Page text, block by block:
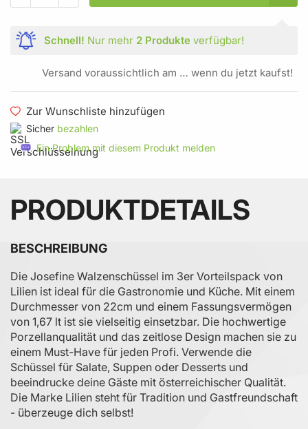
Schnell! Nur mehr 2 Produkteverfügbar!
Versand voraussichtlich am … wenn du jetzt kaufst!
Zur Wunschliste hinzufügen
Sicher bezahlen
Ein Problem mit diesem Produkt melden
PRODUKTDETAILS
BESCHREIBUNG
Die Josefine Walzenschüssel im 3er Vorteilspack von
Lilien ist ideal für die Gastronomie und Küche. Mit einem
Durchmesser von 22cm und einem Fassungsvermögen
von 1,67 lt ist sie vielseitig einsetzbar. Die hochwertige
Porzellanqualität und das zeitlose Design machen sie zu
einem Must-Have für jeden Profi. Verwende die
Schüssel für Salate, Suppen oder Desserts und
beeindrucke deine Gäste mit österreichischer Qualität.
Die Marke Lilien steht für Tradition und Gastfreundschaft
- überzeuge dich selbst!